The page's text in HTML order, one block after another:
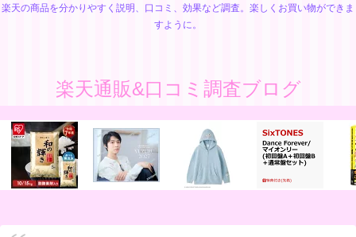
楽天の商品を分かりやすく説明、口コミ、効果など調査。楽しくお買い物ができま
すように。
楽天通販&口コミ調査ブログ